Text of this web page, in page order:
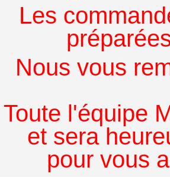
Les
Nous vous
Toute l'équipe
et sera
pour vous